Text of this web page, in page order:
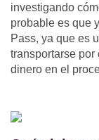
investigando
probable es que
Pass, ya que es
transportarse
dinero en el